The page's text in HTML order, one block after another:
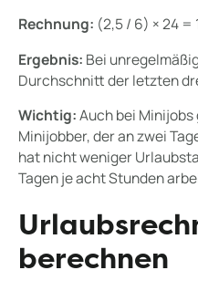
Rechnung: (2,5 / 6) × 24 =
Ergebnis: Bei
Durchschnitt der letzten
Wichtig:Auch bei
Minijobber, der an zwei
hat nicht weniger
Tagen je acht Stunden
berechnen